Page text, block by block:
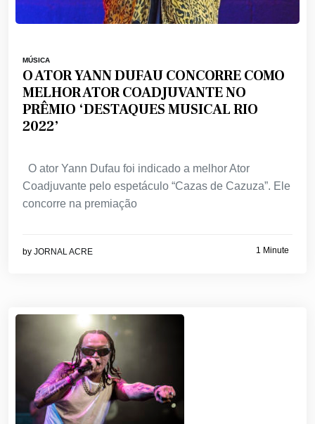
MÚSICA
O ATOR YANN DUFAU CONCORRE COMO
MELHOR ATOR COADJUVANTE NO
PRÊMIO ‘DESTAQUES MUSICAL RIO
2022’
O ator Yann Dufau foi indicado a melhor Ator
Coadjuvante pelo espetáculo “Cazas de Cazuza”. Ele
concorre na premiação
by JORNAL ACRE 1 Minute